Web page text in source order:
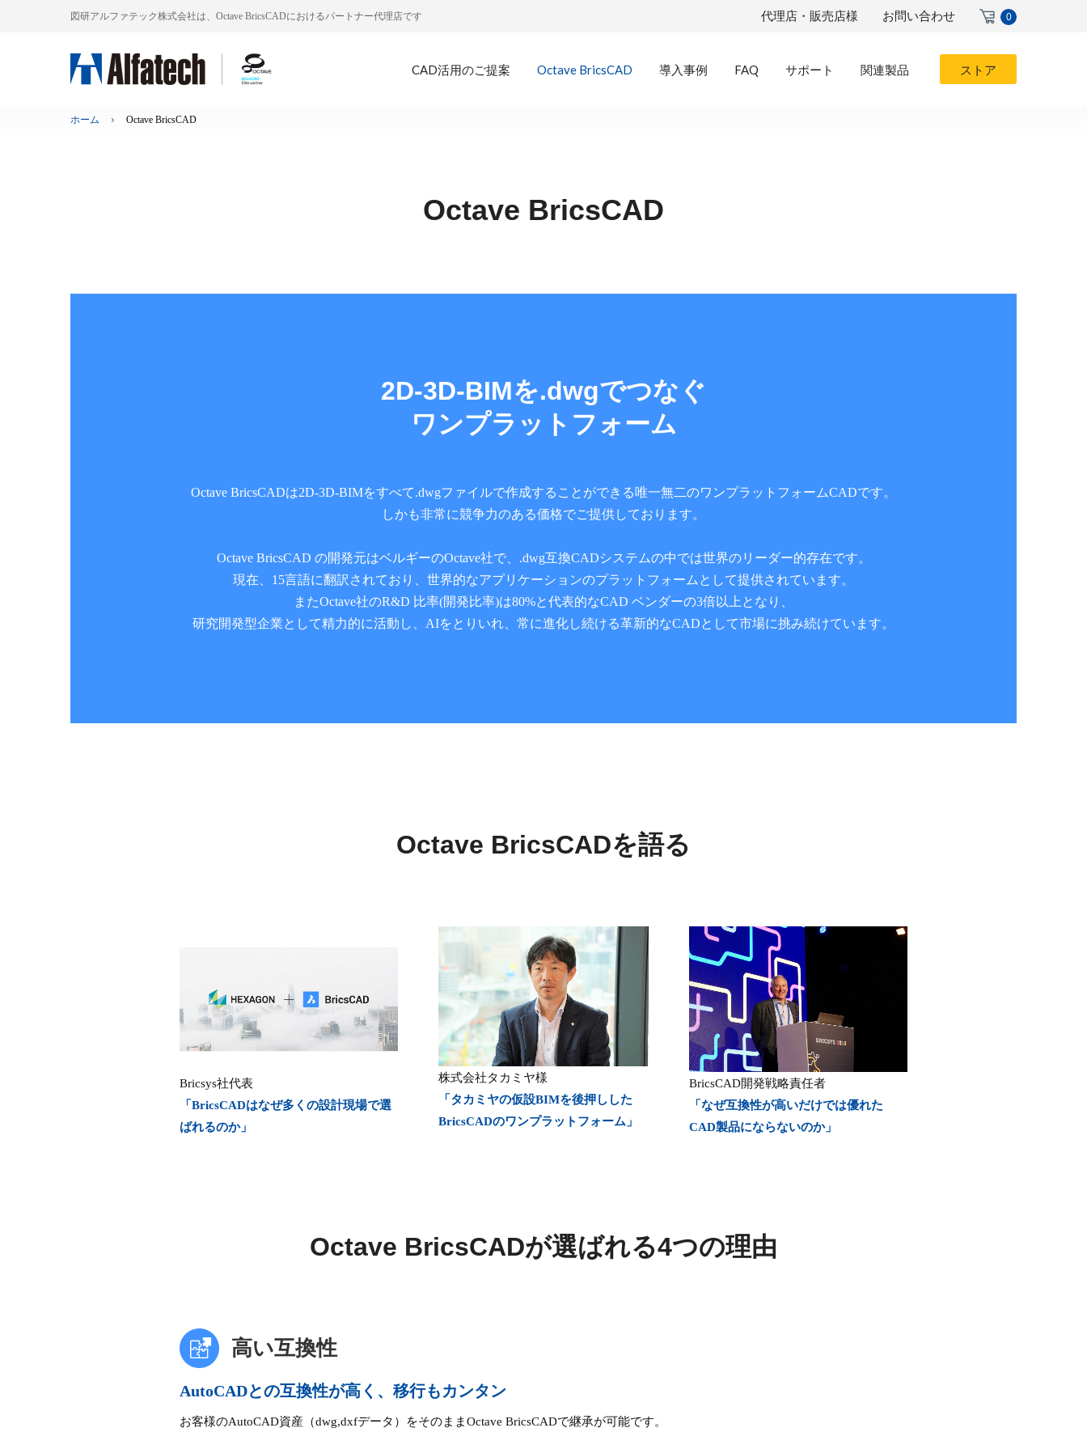
図研アルファテック株式会社は、Octave BricsCADにおけるパートナー代理店です 代理店・販売店様 お問い合わせ 0
CAD活用のご提案 Octave BricsCAD 導入事例 FAQ サポート 関連製品 ストア
ホーム Octave BricsCAD
Octave BricsCAD
2D-3D-BIMを.dwgでつなぐ
ワンプラットフォーム
Octave BricsCADは2D-3D-BIMをすべて.dwgファイルで作成することができる唯一無二のワンプラットフォームCADです。
しかも非常に競争力のある価格でご提供しております。
Octave BricsCAD の開発元はベルギーのOctave社で、.dwg互換CADシステムの中では世界のリーダー的存在です。
現在、15言語に翻訳されており、世界的なアプリケーションのプラットフォームとして提供されています。
またOctave社のR&D ⽐率(開発⽐率)は80%と代表的なCAD ベンダーの3倍以上となり、
研究開発型企業として精⼒的に活動し、AIをとりいれ、常に進化し続ける革新的なCADとして市場に挑み続けています。
Octave BricsCADを語る
Bricsys社代表
「BricsCADはなぜ多くの設計現場で選
ばれるのか」
株式会社タカミヤ様
「タカミヤの仮設BIMを後押しした
BricsCADのワンプラットフォーム」
BricsCAD開発戦略責任者
「なぜ互換性が高いだけでは優れた
CAD製品にならないのか」
Octave BricsCADが選ばれる4つの理由
高い互換性
AutoCADとの互換性が高く、移行もカンタン
お客様のAutoCAD資産（dwg,dxfデータ）をそのままOctave BricsCADで継承が可能です。